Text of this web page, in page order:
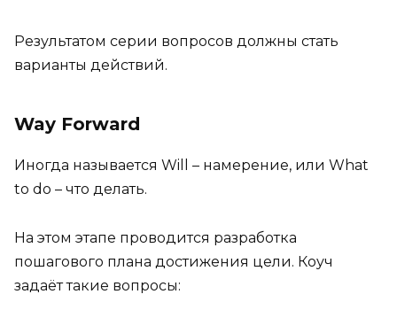
Результатом серии вопросов должны стать
варианты действий.
Way Forward
Иногда называется Will – намерение, или What
to do – что делать.
На этом этапе проводится разработка
пошагового плана достижения цели. Коуч
задаёт такие вопросы: